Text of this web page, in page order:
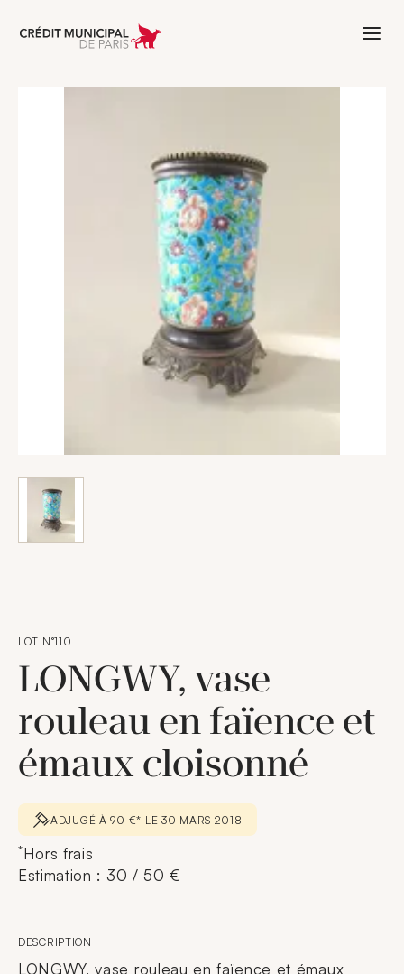
Aller à l'accueil de Crédit Municipal
LOT N°110
LONGWY, vase
rouleau en faïence et
émaux cloisonné
ADJUGÉ À 90 €* LE 30 MARS 2018
*Hors frais
Estimation : 30 / 50 €
DESCRIPTION
LONGWY, vase rouleau en faïence et émaux